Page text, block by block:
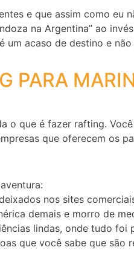
e que assim como
na Argentina” ao
um acaso de destino e
PARA
o que é fazer rafting.
que oferecem os
nos sites
demais e morro de
lindas, onde tudo
que você sabe que são